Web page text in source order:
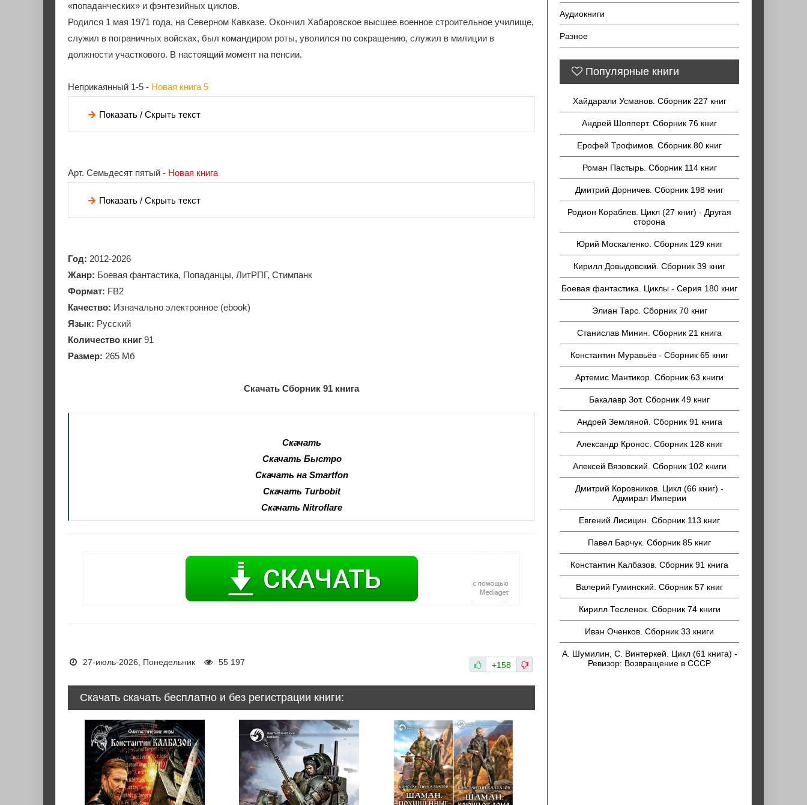
«попаданческих» и фэнтезийных циклов.
Родился 1 мая 1971 года, на Северном Кавказе. Окончил Хабаровское высшее военное строительное училище,
служил в пограничных войсках, был командиром роты, уволился по сокращению, служил в милиции в
должности участкового. В настоящий момент на пенсии.
Неприкаянный 1-5 - Новая книга 5
Показать / Скрыть текст
Арт. Семьдесят пятый - Новая книга
Показать / Скрыть текст
Год: 2012-2026
Жанр: Боевая фантастика, Попаданцы, ЛитРПГ, Стимпанк
Формат: FB2
Качество: Изначально электронное (ebook)
Язык: Русский
Количество книг 91
Размер: 265 Мб
Скачать Сборник 91 книга
Скачать
Скачать Быстро
Скачать на Smartfon
Скачать Turbobit
Скачать Nitroflare
27-июль-2026, Понедельник 55 197 +158
Скачать скачать бесплатно и без регистрации книги:
Аудиокниги
Разное
Популярные книги
Хайдарали Усманов. Сборник 227 книг
Андрей Шопперт. Сборник 76 книг
Ерофей Трофимов. Сборник 80 книг
Роман Пастырь. Сборник 114 книг
Дмитрий Дорничев. Сборник 198 книг
Родион Кораблев. Цикл (27 книг) - Другая
сторона
Юрий Москаленко. Сборник 129 книг
Кирилл Довыдовский. Сборник 39 книг
Боевая фантастика. Циклы - Серия 180 книг
Элиан Тарс. Сборник 70 книг
Станислав Минин. Сборник 21 книга
Константин Муравьёв - Сборник 65 книг
Артемис Мантикор. Сборник 63 книги
Бакалавр Зот. Сборник 49 книг
Андрей Земляной. Сборник 91 книга
Александр Кронос. Сборник 128 книг
Алексей Вязовский. Сборник 102 книги
Дмитрий Коровников. Цикл (66 книг) -
Адмирал Империи
Евгений Лисицин. Сборник 113 книг
Павел Барчук. Сборник 85 книг
Константин Калбазов. Сборник 91 книга
Валерий Гуминский. Сборник 57 книг
Кирилл Тесленок. Сборник 74 книги
Иван Оченков. Сборник 33 книги
А. Шумилин, С. Винтеркей. Цикл (61 книга) -
Ревизор: Возвращение в СССР